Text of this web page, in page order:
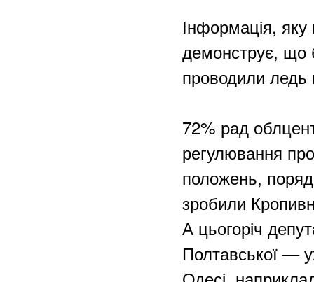
Інформація,
демонструє, що
проводили ледь
72% рад
регулювання
положень,
зробили
А цьогоріч
Полтавської —